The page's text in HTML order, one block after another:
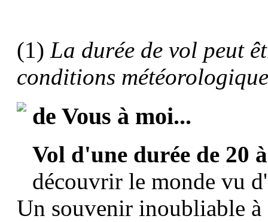
(1) La durée de vol peut
conditions
de Vous à moi...
Vol d'une durée de 20
découvrir le monde vu
Un souvenir inoubliable à